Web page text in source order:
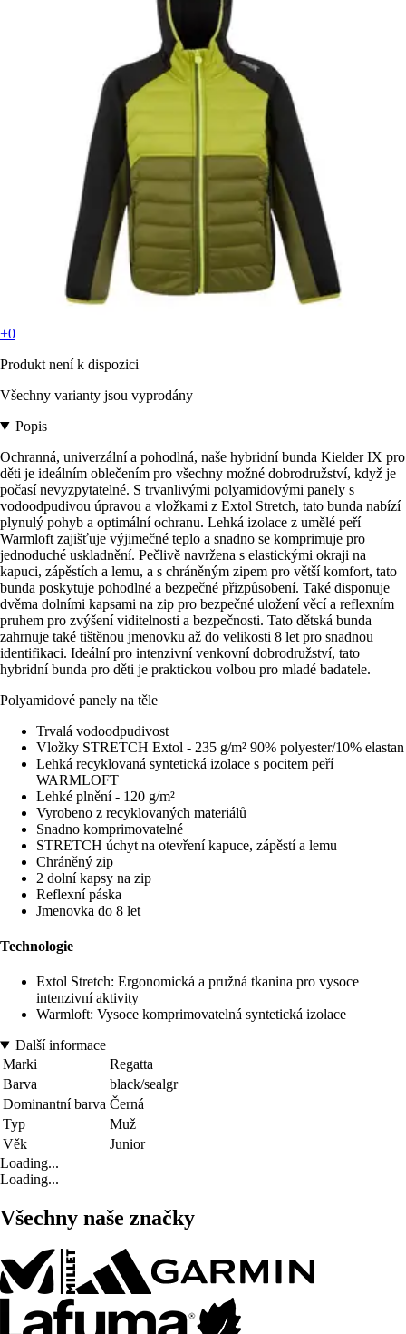
+0
Produkt není k dispozici
Všechny varianty jsou vyprodány
Popis
Ochranná, univerzální a pohodlná, naše hybridní bunda Kielder IX pro
děti je ideálním oblečením pro všechny možné dobrodružství, když je
počasí nevyzpytatelné. S trvanlivými polyamidovými panely s
vodoodpudivou úpravou a vložkami z Extol Stretch, tato bunda nabízí
plynulý pohyb a optimální ochranu. Lehká izolace z umělé peří
Warmloft zajišťuje výjimečné teplo a snadno se komprimuje pro
jednoduché uskladnění. Pečlivě navržena s elastickými okraji na
kapuci, zápěstích a lemu, a s chráněným zipem pro větší komfort, tato
bunda poskytuje pohodlné a bezpečné přizpůsobení. Také disponuje
dvěma dolními kapsami na zip pro bezpečné uložení věcí a reflexním
pruhem pro zvýšení viditelnosti a bezpečnosti. Tato dětská bunda
zahrnuje také tištěnou jmenovku až do velikosti 8 let pro snadnou
identifikaci. Ideální pro intenzivní venkovní dobrodružství, tato
hybridní bunda pro děti je praktickou volbou pro mladé badatele.
Polyamidové panely na těle
Trvalá vodoodpudivost
Vložky STRETCH Extol - 235 g/m² 90% polyester/10% elastan
Lehká recyklovaná syntetická izolace s pocitem peří
WARMLOFT
Lehké plnění - 120 g/m²
Vyrobeno z recyklovaných materiálů
Snadno komprimovatelné
STRETCH úchyt na otevření kapuce, zápěstí a lemu
Chráněný zip
2 dolní kapsy na zip
Reflexní páska
Jmenovka do 8 let
Technologie
Extol Stretch: Ergonomická a pružná tkanina pro vysoce
intenzivní aktivity
Warmloft: Vysoce komprimovatelná syntetická izolace
Další informace
Marki
Regatta
Barva
black/sealgr
Dominantní barva Černá
Typ
Muž
Věk
Junior
Loading...
Loading...
Všechny naše značky